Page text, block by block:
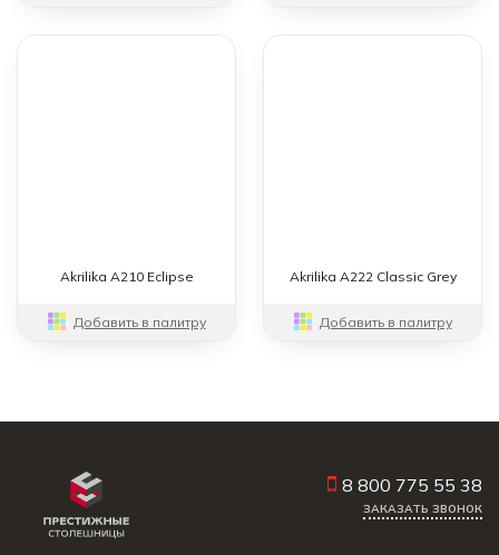
Akrilika A210 Eclipse
Добавить в палитру
Akrilika A222 Classic Grey
Добавить в палитру
8 800 775 55 38
ЗАКАЗАТЬ ЗВОНОК